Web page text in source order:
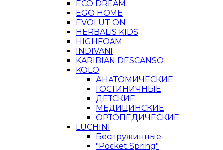
ECO DREAM
EGO HOME
EVOLUTION
HERBALIS KIDS
HIGHFOAM
INDIVANI
KARIBIAN DESCANSO
KOLO
АНАТОМИЧЕСКИЕ
ГОСТИНИЧНЫЕ
ДЕТСКИЕ
МЕДИЦИНСКИЕ
ОРТОПЕДИЧЕСКИЕ
LUCHINI
Беспружинные
"Pocket Spring"